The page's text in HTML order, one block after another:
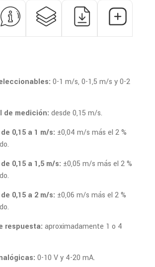
0-1 m/s, 0-1,5 m/s y 0-2
de medición: desde 0,15 m/s.
0,15 a 1 m/s: ±0,04 m/s más el 2 %
0,15 a 1,5 m/s: ±0,05 m/s más el 2 %
0,15 a 2 m/s: ±0,06 m/s más el 2 %
respuesta: aproximadamente 1 o 4
0-10 V y 4-20 mA.